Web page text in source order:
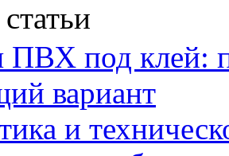
под клей:
вариант
и